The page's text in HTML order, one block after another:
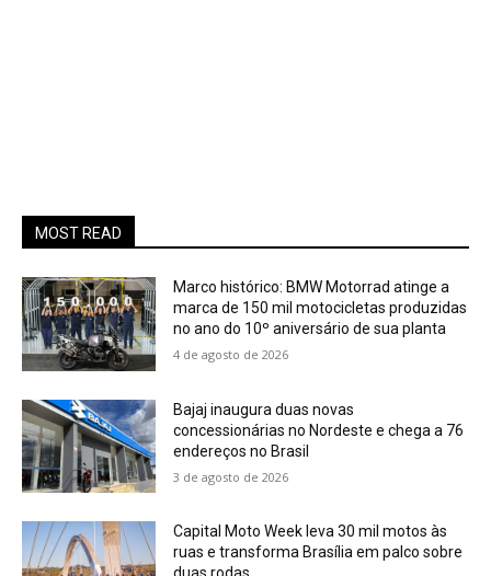
MOST READ
Marco histórico: BMW Motorrad atinge a
marca de 150 mil motocicletas produzidas
no ano do 10º aniversário de sua planta
4 de agosto de 2026
Bajaj inaugura duas novas
concessionárias no Nordeste e chega a 76
endereços no Brasil
3 de agosto de 2026
Capital Moto Week leva 30 mil motos às
ruas e transforma Brasília em palco sobre